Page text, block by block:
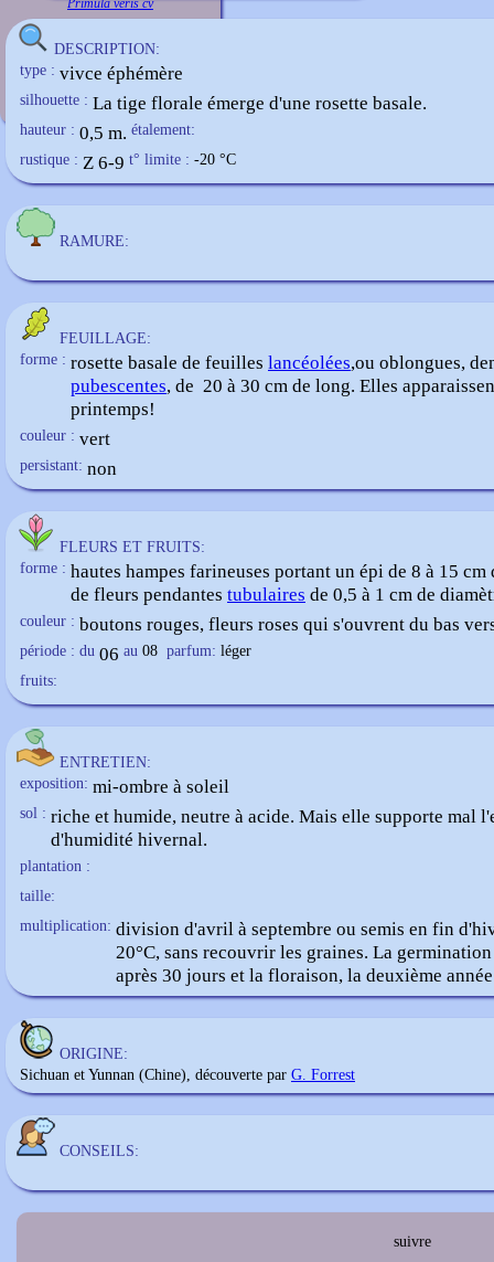
Primula veris cv
DESCRIPTION:
type : vivce éphémère
silhouette : La tige florale émerge d'une rosette basale.
hauteur : 0,5 m. étalement:
rustique : Z 6-9 t° limite : -20 °C
RAMURE:
FEUILLAGE:
forme : rosette basale de feuilles lancéolées,ou oblongues,
pubescentes, de 20 à 30 cm de long. Elles
printemps!
couleur : vert
persistant: non
FLEURS ET FRUITS:
forme : hautes hampes farineuses portant un épi de 8 à 15 cm
de fleurs pendantes tubulaires de 0,5 à 1 cm de
couleur : boutons rouges, fleurs roses qui s'ouvrent du bas
période : du 06 au 08 parfum: léger
fruits:
ENTRETIEN:
exposition: mi-ombre à soleil
sol : riche et humide, neutre à acide. Mais elle supporte mal
d'humidité hivernal.
plantation :
taille:
multiplication: division d'avril à septembre ou semis en fin
20°C, sans recouvrir les graines. La
après 30 jours et la floraison, la deuxième année
ORIGINE:
Sichuan et Yunnan (Chine), découverte par G. Forrest
CONSEILS:
suivre